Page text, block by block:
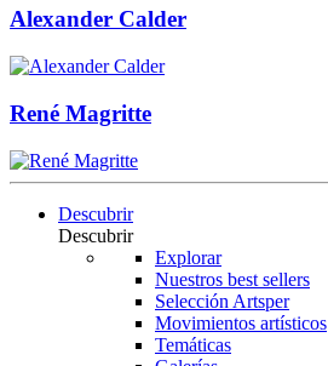
Alexander Calder
René Magritte
Descubrir
Descubrir
Explorar
Nuestros best sellers
Selección Artsper
Movimientos artísticos
Temáticas